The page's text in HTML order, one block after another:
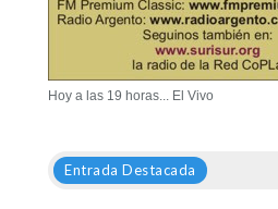
Hoy a las 19 horas... El Vivo
Entrada Destacada